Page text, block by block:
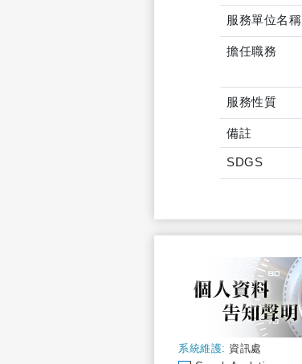
服務單位名稱
擔任職務
服務性質
備註
SDGS
系統維護: 資訊處